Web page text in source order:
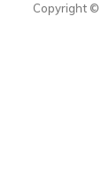
Copyright ©